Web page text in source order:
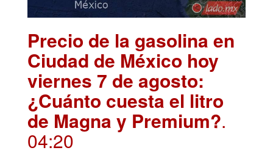
Precio de la gasolina en
Ciudad de México hoy
viernes 7 de agosto:
¿Cuánto cuesta el litro
de Magna y Premium?.
04:20